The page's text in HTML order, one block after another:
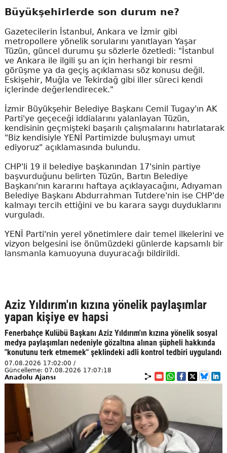
Büyükşehirlerde son durum ne?
Gazetecilerin İstanbul, Ankara ve İzmir gibi
metropollere yönelik sorularını yanıtlayan Yaşar
Tüzün, güncel durumu şu sözlerle özetledi: "İstanbul
ve Ankara ile ilgili şu an için herhangi bir resmi
görüşme ya da geçiş açıklaması söz konusu değil.
Eskişehir, Muğla ve Tekirdağ gibi iller süreci kendi
içlerinde değerlendirecek."
İzmir Büyükşehir Belediye Başkanı Cemil Tugay'ın AK
Parti'ye geçeceği iddialarını yalanlayan Tüzün,
kendisinin geçmişteki başarılı çalışmalarını hatırlatarak
"Biz kendisiyle YENİ Partimizde buluşmayı umut
ediyoruz" açıklamasında bulundu.
CHP'li 19 il belediye başkanından 17'sinin partiye
başvurduğunu belirten Tüzün, Bartın Belediye
Başkanı'nın kararını haftaya açıklayacağını, Adıyaman
Belediye Başkanı Abdurrahman Tutdere'nin ise CHP'de
kalmayı tercih ettiğini ve bu karara saygı duyduklarını
vurguladı.
YENİ Parti'nin yerel yönetimlere dair temel ilkelerini ve
vizyon belgesini ise önümüzdeki günlerde kapsamlı bir
lansmanla kamuoyuna duyuracağı bildirildi.
Aziz Yıldırım'ın kızına yönelik paylaşımlar
yapan kişiye ev hapsi
Fenerbahçe Kulübü Başkanı Aziz Yıldırım'ın kızına yönelik sosyal
medya paylaşımları nedeniyle gözaltına alınan şüpheli hakkında
"konutunu terk etmemek" şeklindeki adli kontrol tedbiri uygulandı
07.08.2026 17:02:00 /
Güncelleme: 07.08.2026 17:07:18
Anadolu Ajansı